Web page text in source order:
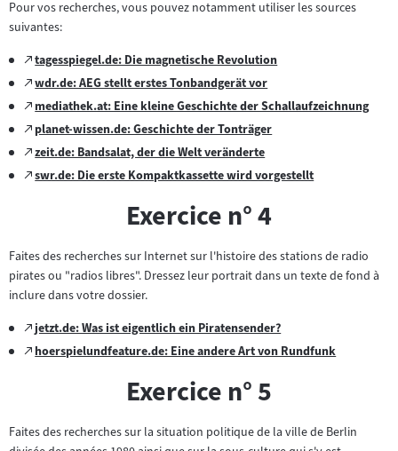
Pour vos recherches, vous pouvez notamment utiliser les sources
suivantes:
Zum
externen
Inhalt:
tagesspiegel.de: Die magnetische Revolution
(öffnet
im
neuen
Tab)
Zum
externen
Inhalt:
wdr.de: AEG stellt erstes Tonbandgerät vor
(öffnet
im
neuen
Tab)
Zum
externen
Inhalt:
mediathek.at: Eine kleine Geschichte der Schallaufzeichnung
(öffnet
im
neuen
Tab)
Zum
externen
Inhalt:
planet-wissen.de: Geschichte der Tonträger
(öffnet
im
neuen
Zum
externen
zeit.de: Bandsalat, der die Welt veränderte
(öffnet
imZum
swr.de: Die erste Kompaktkassette wird vorgestellt
(öffnet
Exercice n° 4
Faites des recherches sur Internet sur l'histoire des stations de radio
pirates ou "radios libres". Dressez leur portrait dans un texte de fond à
inclure dans votre dossier.
Zum
externen
jetzt.de: Was ist eigentlich ein Piratensender?
(öffnet
imZum
hoerspielundfeature.de: Eine andere Art von Rundfunk
(öffnet
Exercice n° 5
Faites des recherches sur la situation politique de la ville de Berlin